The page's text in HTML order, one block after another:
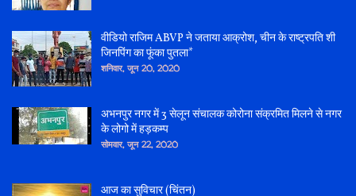
वीडियो राजिम ABVP ने जताया आक्रोश, चीन के राष्ट्रपति शी
जिनपिंग का फूंका पुतला*
शनिवार, जून 20, 2020
अभनपुर नगर में 3 सेलून संचालक कोरोना संक्रमित मिलने से नगर
के लोगो में हड़कम्प
सोमवार, जून 22, 2020
आज का सुविचार (चिंतन)